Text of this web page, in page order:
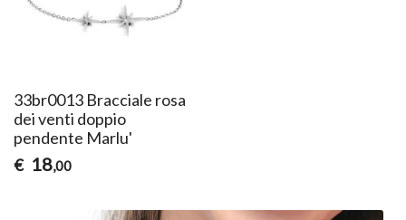
33br0013 Bracciale rosa
dei venti doppio
pendente Marlu'
€ 18,00